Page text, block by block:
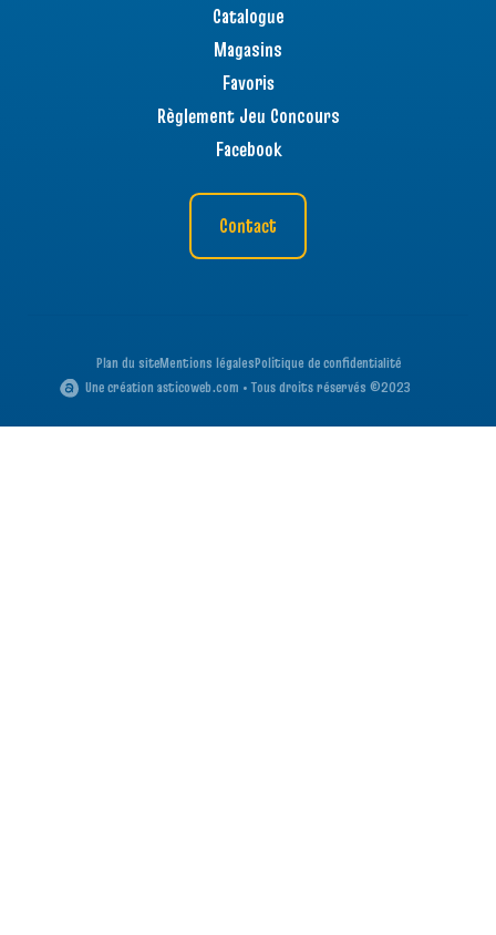
Catalogue
Magasins
Favoris
Règlement Jeu Concours
Facebook
Contact
Plan du siteMentions légalesPolitique de confidentialité
Une création asticoweb.com • Tous droits réservés ©2023